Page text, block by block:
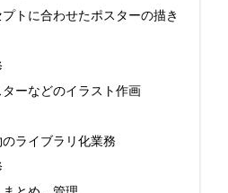
トに合わせたポスターの描き
ーなどのイラスト作画
ライブラリ化業務